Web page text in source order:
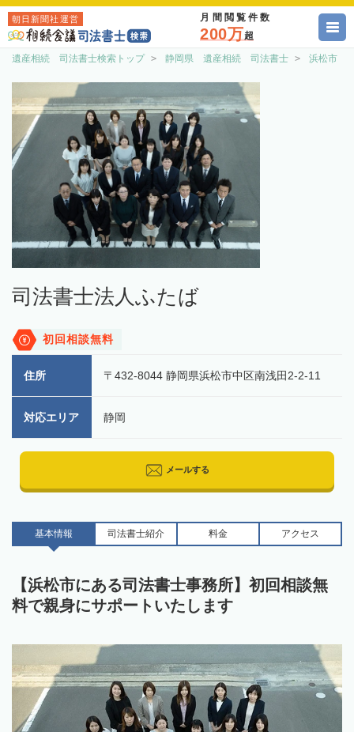
朝日新聞社運営 月間閲覧件数
200万超
遺産相続 司法書士検索トップ 静岡県 遺産相続 司法書士 浜松市
司法書士法人ふたば
初回相談無料
住所 〒432-8044 静岡県浜松市中区南浅田2-2-11
対応エリア 静岡
メールする
基本情報 司法書士紹介 料金 アクセス
【浜松市にある司法書士事務所】初回相談無
料で親身にサポートいたします